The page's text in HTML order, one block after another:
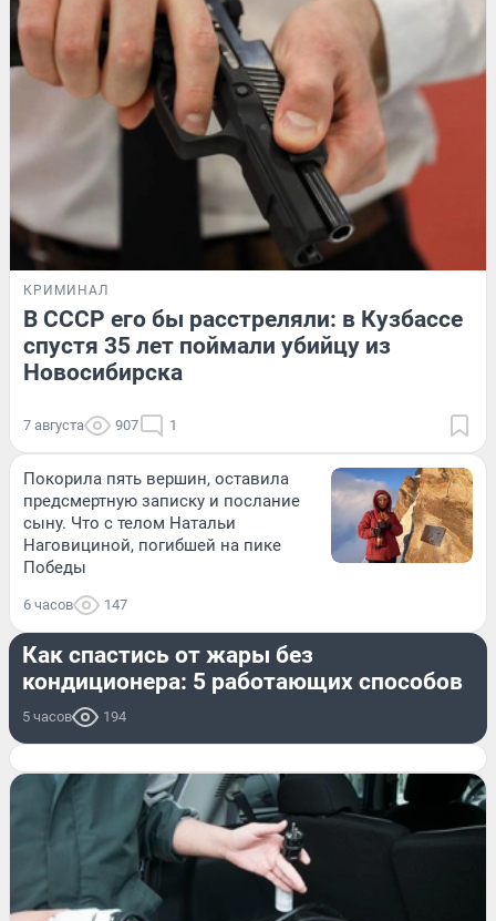
КРИМИНАЛ
В СССР его бы расстреляли: в Кузбассе
спустя 35 лет поймали убийцу из
Новосибирска
7 августа 907 1
Покорила пять вершин, оставила
предсмертную записку и послание
сыну. Что с телом Натальи
Наговициной, погибшей на пике
Победы
6 часов 147
Как спастись от жары без
кондиционера: 5 работающих способов
5 часов 194